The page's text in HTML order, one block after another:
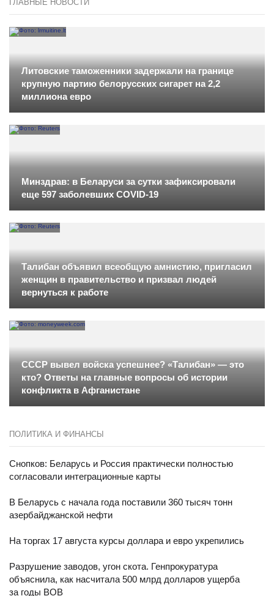
ГЛАВНЫЕ НОВОСТИ
Литовские таможенники задержали на границе
крупную партию белорусских сигарет на 2,2
миллиона евро
Минздрав: в Беларуси за сутки зафиксировали
еще 597 заболевших COVID-19
Талибан объявил всеобщую амнистию, пригласил
женщин в правительство и призвал людей
вернуться к работе
СССР вывел войска успешнее? «Талибан» — это
кто? Ответы на главные вопросы об истории
конфликта в Афганистане
ПОЛИТИКА И ФИНАНСЫ
Снопков: Беларусь и Россия практически полностью
согласовали интеграционные карты
В Беларусь с начала года поставили 360 тысяч тонн
азербайджанской нефти
На торгах 17 августа курсы доллара и евро укрепились
Разрушение заводов, угон скота. Генпрокуратура
объяснила, как насчитала 500 млрд долларов ущерба
за годы ВОВ